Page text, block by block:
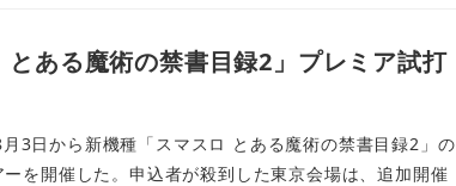
ある魔術の禁書目録2」プレミア試打
3日から新機種「スマスロ とある魔術の禁書目録2」の
を開催した。申込者が殺到した東京会場は、追加開催